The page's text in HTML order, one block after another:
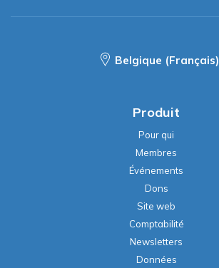
Belgique (Français)
Produit
Pour qui
Membres
Événements
Dons
Site web
Comptabilité
Newsletters
Données